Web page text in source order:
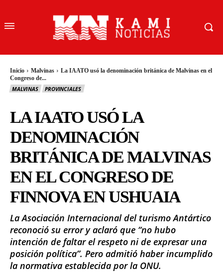
Inicio Malvinas
La IAATO usó la denominación británica de Malvinas en el
Congreso de...
MALVINAS PROVINCIALES
LA IAATO USÓ LA
DENOMINACIÓN
BRITÁNICA DE MALVINAS
EN EL CONGRESO DE
FINNOVA EN USHUAIA
La Asociación Internacional del turismo Antártico
reconoció su error y aclaró que “no hubo
intención de faltar el respeto ni de expresar una
posición política”. Pero admitió haber incumplido
la normativa establecida por la ONU.